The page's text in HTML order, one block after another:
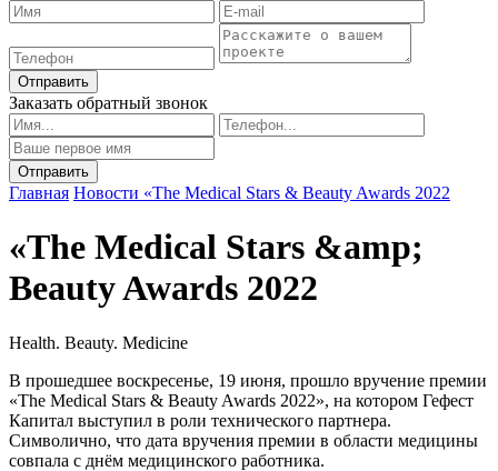
Отправить
Заказать обратный звонок
Главная Новости «The Medical Stars & Beauty Awards 2022
«The Medical Stars &amp;
Beauty Awards 2022
Health. Beauty. Medicine
В прошедшее воскресенье, 19 июня, прошло вручение премии
«The Medical Stars & Beauty Awards 2022», на котором Гефест
Капитал выступил в роли технического партнера.
Символично, что дата вручения премии в области медицины
совпала с днём медицинского работника.